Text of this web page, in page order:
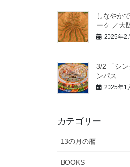
しなやか
ーク ／大
2025年2
3/2 「シン
ンパス
2025年1
カテゴリー
13の月の暦
BOOKS